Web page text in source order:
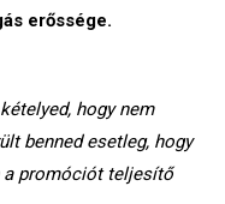
erőssége.
hogy nem
benned esetleg, hogy
a promóciót teljesítő